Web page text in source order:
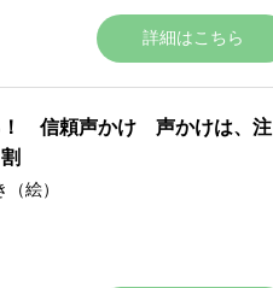
詳細はこちら
！ 信頼声かけ 声かけは、注
絵）